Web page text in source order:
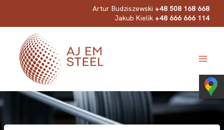
Artur Budziszewski +48 508 168 668
Jakub Kielik +48 666 666 114